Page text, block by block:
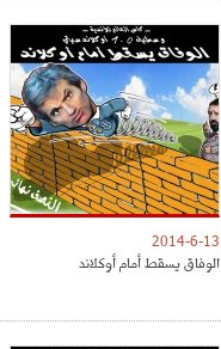
2014-6-13
الوفاق يسقط أمام أوكلاند